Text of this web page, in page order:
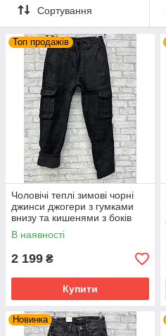
Сортування
Топ продажів
Чоловічі теплі зимові чорні
джинси джогери з гумками
внизу та кишенями з боків
В наявності
2 199 ₴
Купити
Новинка